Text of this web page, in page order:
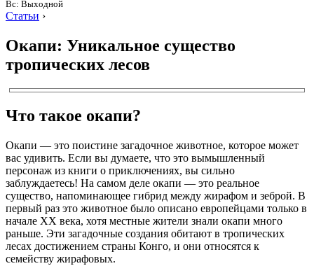
Вс: Выходной
Статьи ›
Окапи: Уникальное существо
тропических лесов
Что такое окапи?
Окапи — это поистине загадочное животное, которое может
вас удивить. Если вы думаете, что это вымышленный
персонаж из книги о приключениях, вы сильно
заблуждаетесь! На самом деле окапи — это реальное
существо, напоминающее гибрид между жирафом и зеброй. В
первый раз это животное было описано европейцами только в
начале XX века, хотя местные жители знали окапи много
раньше. Эти загадочные создания обитают в тропических
лесах достижением страны Конго, и они относятся к
семейству жирафовых.